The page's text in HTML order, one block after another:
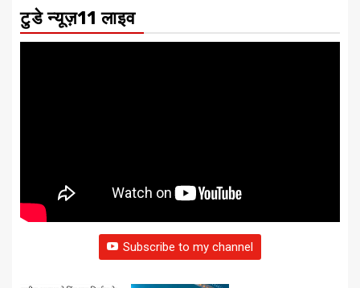
टुडे न्यूज़11 लाइव
Subscribe to my channel